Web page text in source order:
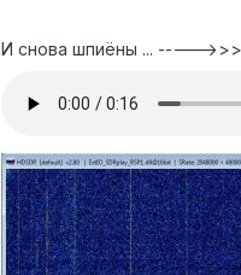
И снова шпиёны ... ----->>>